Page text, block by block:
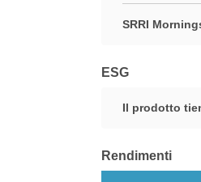
SRRI
ESG
Il prodotto
Rendimenti